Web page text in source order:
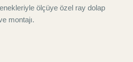
ölçüye özel ray dolap
montajı.